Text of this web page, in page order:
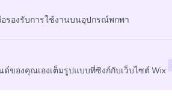
รองรับการใช้งานบนอุปกรณ์พกพา
ของคุณเองเต็มรูปแบบที่ซิงก์กับเว็บไซต์ Wix